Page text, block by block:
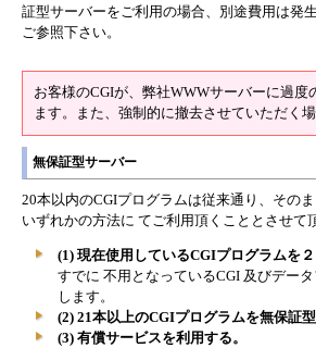
証型サーバーをご利用の場合、別途費用は発
ご参照下さい。
お客様のCGIが、弊社WWWサーバーに過
ます。また、強制的に撤去させていただく
無保証型サーバー
20本以内のCGIプログラムは従来通り、その
いずれかの方法に てご利用頂くこととさせて
(1) 現在使用しているCGIプログラムを２
すでに 不用となっているCGI 及びデー
します。
(2) 21本以上のCGIプログラムを無保証
(3) 有償サービスを利用する。